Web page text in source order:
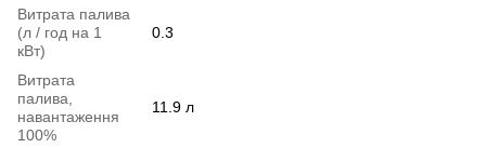
Витрата палива
(л / год на 1
кВт)
0.3
Витрата
палива,
навантаження
100%
11.9 л